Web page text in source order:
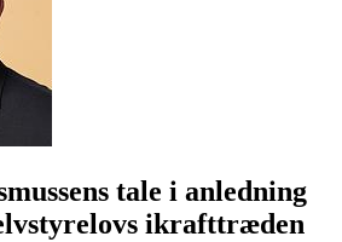
tale i anledning
ikrafttræden